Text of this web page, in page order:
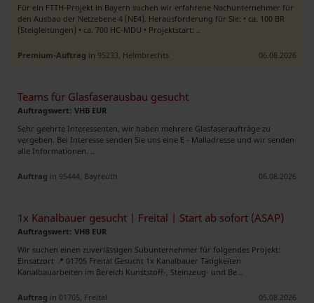
Für ein FTTH-Projekt in Bayern suchen wir erfahrene Nachunternehmer für
den Ausbau der Netzebene 4 (NE4). Herausforderung für Sie: • ca. 100 BR
(Steigleitungen) • ca. 700 HC-MDU • Projektstart: ..
Premium-Auftrag in 95233, Helmbrechts 06.08.2026
Teams für Glasfaserausbau gesucht
Auftragswert: VHB EUR
Sehr geehrte Interessenten, wir haben mehrere Glasfaseraufträge zu
vergeben. Bei Interesse senden Sie uns eine E - Mailadresse und wir senden
alle Informationen. ..
Auftrag in 95444, Bayreuth 06.08.2026
1x Kanalbauer gesucht | Freital | Start ab sofort (ASAP)
Auftragswert: VHB EUR
Wir suchen einen zuverlässigen Subunternehmer für folgendes Projekt:
Einsatzort 📍 01705 Freital Gesucht 1x Kanalbauer Tätigkeiten
Kanalbauarbeiten im Bereich Kunststoff-, Steinzeug- und Be ..
Auftrag in 01705, Freital 05.08.2026